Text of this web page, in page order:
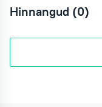
Hinnangud (0)